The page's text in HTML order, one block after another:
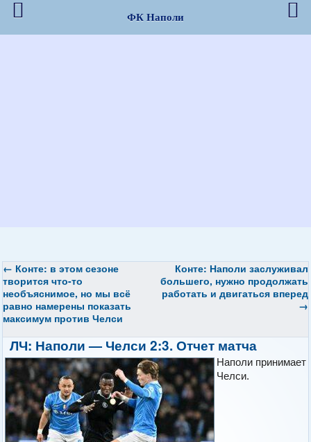
← Конте: в этом сезоне
творится что-то
необъяснимое, но мы всё
равно намерены показать
максимум против Челси
Конте: Наполи заслуживал
большего, нужно продолжать
работать и двигаться вперед
→
ЛЧ: Наполи — Челси 2:3. Отчет матча
Наполи принимает
Челси.
ФК Наполи